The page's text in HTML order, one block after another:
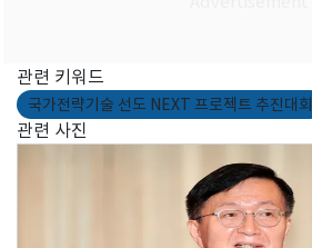
관련 키워드
국가전략기술 선도 NEXT 프로젝트 추진대회
관련 사진